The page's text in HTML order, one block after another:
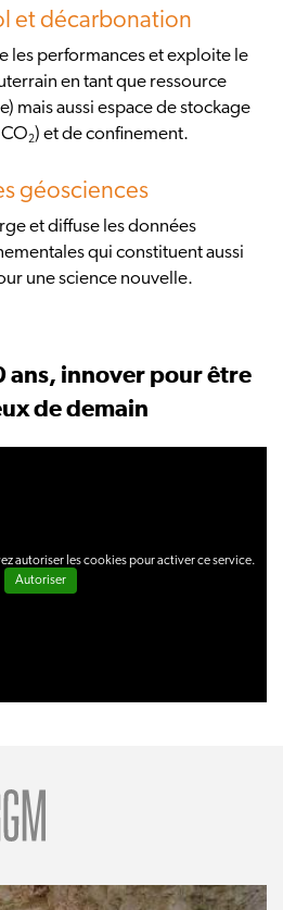
et décarbonation
les performances et exploite le
en tant que ressource
mais aussi espace de stockage
2) et de confinement.
géosciences
et diffuse les données
qui constituent aussi
une science nouvelle.
ans, innover pour être
de demain
autoriser les cookies pour activer ce service.
Autoriser